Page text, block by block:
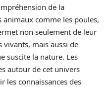
de la
comme les poules,
non seulement de leur
vivants, mais aussi de
suscite la nature. Les
autour de cet univers
les connaissances des